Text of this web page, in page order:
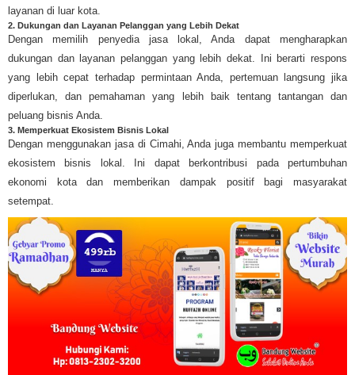
layanan di luar kota.
2. Dukungan dan Layanan Pelanggan yang Lebih Dekat
Dengan memilih penyedia jasa lokal, Anda dapat mengharapkan
dukungan dan layanan pelanggan yang lebih dekat. Ini berarti respons
yang lebih cepat terhadap permintaan Anda, pertemuan langsung jika
diperlukan, dan pemahaman yang lebih baik tentang tantangan dan
peluang bisnis Anda.
3. Memperkuat Ekosistem Bisnis Lokal
Dengan menggunakan jasa di Cimahi, Anda juga membantu memperkuat
ekosistem bisnis lokal. Ini dapat berkontribusi pada pertumbuhan
ekonomi kota dan memberikan dampak positif bagi masyarakat
setempat.